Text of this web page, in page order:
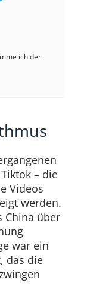
ich der
– die
Videos
werden.
China über
war ein
das die